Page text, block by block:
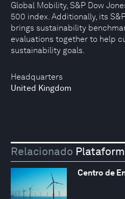
Headquarters
United Kingdom
Global Mobility, S&P Dow
500 index. Additionally, its
brings sustainability
evaluations together to help
sustainability goals.
Relacionado
Centro de